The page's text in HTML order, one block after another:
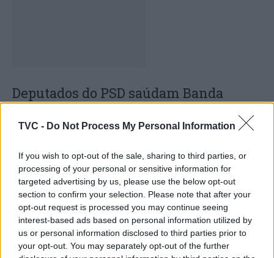
TVC - Do Not Process My Personal Information
If you wish to opt-out of the sale, sharing to third parties, or
processing of your personal or sensitive information for
targeted advertising by us, please use the below opt-out
section to confirm your selection. Please note that after your
opt-out request is processed you may continue seeing
interest-based ads based on personal information utilized by
us or personal information disclosed to third parties prior to
your opt-out. You may separately opt-out of the further
Deputados do PSD saúdam Banda
Sinfónica da ARMAB pelo 1º lugar no
certame internacional de Valência